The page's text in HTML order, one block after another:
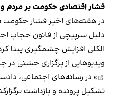
فشار اقتصادی حکومت بر مردم و
در هفته‌های اخیر فشار حکومت
دلیل سرپیچی از قانون حجاب
الکلی افزایش چشمگیری پیدا
ویدیوهایی از برگزاری جشنی در
» در رسانه‌های اجتماعی،
تشکیل پرونده و بازداشت